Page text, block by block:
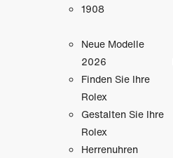
1908
Neue Modelle
2026
Finden Sie Ihre
Rolex
Gestalten Sie Ihre
Rolex
Herrenuhren